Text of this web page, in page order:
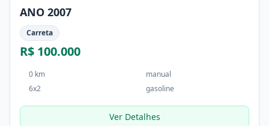
ANO 2007
Carreta
R$ 100.000
0 km
manual
6x2
gasoline
Ver Detalhes